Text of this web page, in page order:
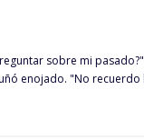
del mundo de los hombres lobo. "Soy tu Alfa y me obedecerás como
Tienes que